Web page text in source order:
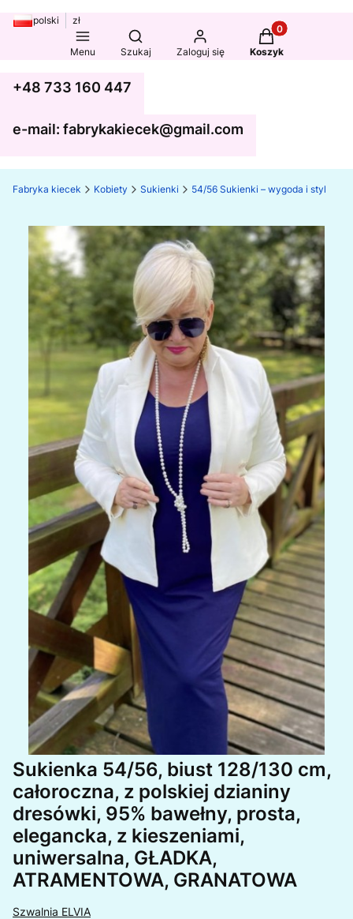
polski zł
Menu
Otwórz wyszukiwarkę
Szukaj Zaloguj się
Produkty w
Koszyk
+48 733 160 447
e-mail: fabrykakiecek@gmail.com
Fabryka kiecek Kobiety Sukienki 54/56 Sukienki – wygoda i styl
Sukienka 54/56, biust 128/130 cm,
całoroczna, z polskiej dzianiny
dresówki, 95% bawełny, prosta,
elegancka, z kieszeniami,
uniwersalna, GŁADKA,
ATRAMENTOWA, GRANATOWA
Szwalnia ELVIA